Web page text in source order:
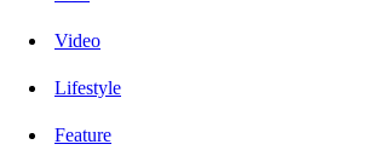
Video
Lifestyle
Feature